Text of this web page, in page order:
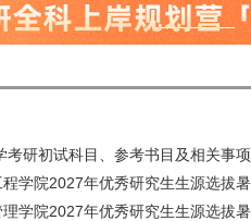
研初试科目、参考书目及相关事项
学院2027年优秀研究生生源选拔暑
学院2027年优秀研究生生源选拔暑